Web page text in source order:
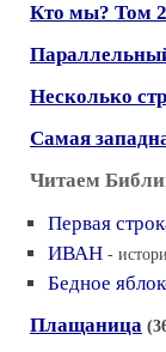
Кто мы? Том
Несколько
Самая
Читаем
Первая
ИВАН -
Бедное
Плащаница